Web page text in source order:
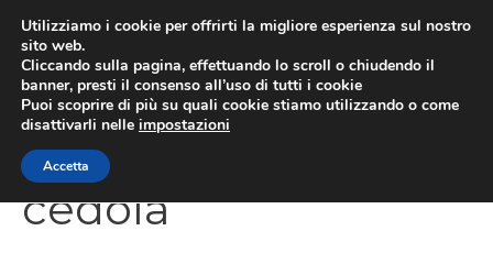
contenuto
cedola
Utilizziamo i cookie per offrirti la migliore esperienza sul nostro
sito web.
Cliccando sulla pagina, effettuando lo scroll o chiudendo il
banner, presti il consenso all’uso di tutti i cookie
Puoi scoprire di più su quali cookie stiamo utilizzando o come
disattivarli nelle impostazioni
Accetta